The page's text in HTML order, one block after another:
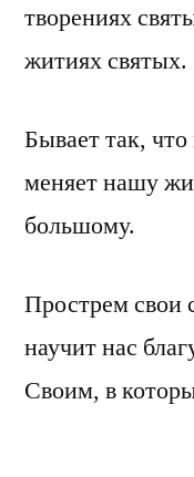
творениях
житиях святых.
Бывает так,
меняет нашу
большому.
Прострем свои
научит нас
Своим, в